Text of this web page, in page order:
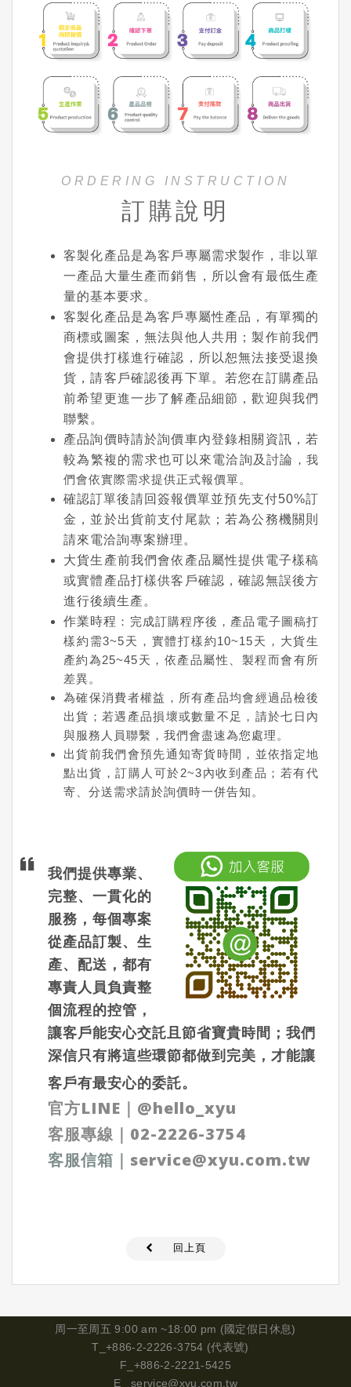
ORDERING INSTRUCTION
訂購說明
客製化產品是為客戶專屬需求製作，非以單
一產品大量生產而銷售，所以會有最低生產
量的基本要求。
客製化產品是為客戶專屬性產品，有單獨的
商標或圖案，無法與他人共用；製作前我們
會提供打樣進行確認，所以恕無法接受退換
貨，請客戶確認後再下單。若您在訂購產品
前希望更進一步了解產品細節，歡迎與我們
聯繫。
產品詢價時請於詢價車內登錄相關資訊，若
較為繁複的需求也可以來電洽詢及討論 ，我
們會依實際需求提供正式報價單。
確認訂單後請回簽報價單並預先支付50%訂
金，並於出貨前支付尾款；若為公務機關則
請來電洽詢專案辦理。
大貨生產前我們會依產品屬性提供電子樣稿
或實體產品打樣供客戶確認，確認無誤後方
進行後續生產。
作業時程 ：完成訂購程序後，產品電子圖稿打
樣約需3~5天，實體打樣約10~15天，大貨生
產約為25~45天，依產品屬性、製程而會有所
差異。
為確保消費者權益，所有產品均會經過品檢後
出貨；若遇產品損壞或數量不足，請於七日內
與服務人員聯繫，我們會盡速為您處理。
出貨前我們會預先通知寄貨時間，並依指定地
點出貨，訂購人可於2~3內收到產品；若有代
寄、分送需求請於詢價時一併告知。
我們提供專業、
完整、一貫化的
服務，每個專案
從產品訂製、生
產、配送，都有
專責人員負責整
個流程的控管，
讓客戶能安心交託且節省寶貴時間；我們
深信只有將這些環節都做到完美，才能讓
客戶有最安心的委託。
官方LINE ｜ @hello_xyu
客服專線｜ 02-2226-3754
客服信箱 ｜ service@xyu.com.tw
回上頁
周一至周五 9:00 am ~18:00 pm (國定假日休息)
T_+886-2-2226-3754 (代表號)
F_+886-2-2221-5425
E_ service@xyu.com.tw